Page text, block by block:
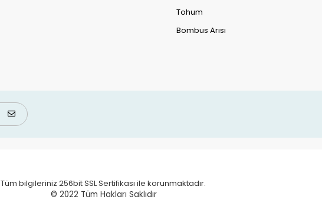
Tohum
Bombus Arısı
Tüm bilgileriniz 256bit SSL Sertifikası ile korunmaktadır.
© 2022 Tüm Hakları Saklıdır